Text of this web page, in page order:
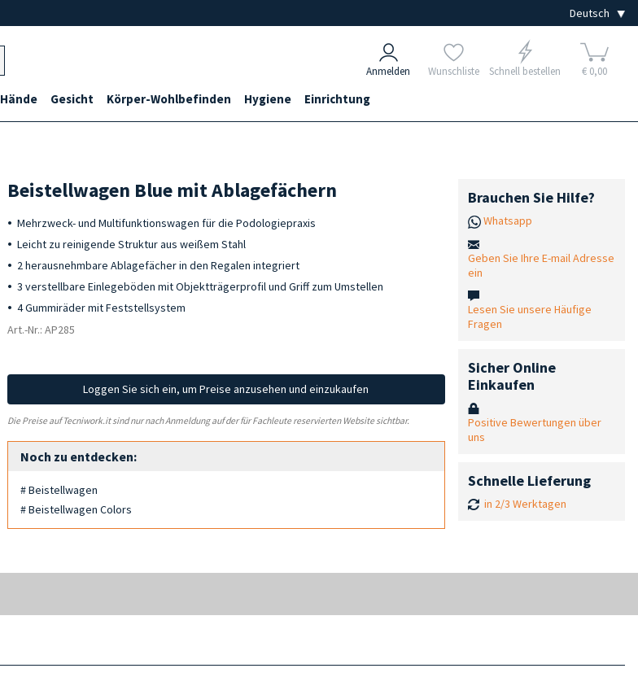
Anmelden Wunschliste Schnell bestellen € 0,00
Hände Gesicht Körper-Wohlbefinden Hygiene Einrichtung
Beistellwagen Blue mit Ablagefächern
Mehrzweck- und Multifunktionswagen für die Podologiepraxis
Leicht zu reinigende Struktur aus weißem Stahl
2 herausnehmbare Ablagefächer in den Regalen integriert
3 verstellbare Einlegeböden mit Objektträgerprofil und Griff zum Umstellen
4 Gummiräder mit Feststellsystem
Art.-Nr.: AP285
Loggen Sie sich ein, um Preise anzusehen und einzukaufen
Die Preise auf Tecniwork.it sind nur nach Anmeldung auf der für Fachleute reservierten Website sichtbar.
Noch zu entdecken:
# Beistellwagen
# Beistellwagen Colors
Brauchen Sie Hilfe?
Whatsapp
Geben Sie Ihre E-mail Adresse
ein
Lesen Sie unsere Häufige
Fragen
Sicher Online
Einkaufen
Positive Bewertungen über
uns
Schnelle Lieferung
in 2/3 Werktagen